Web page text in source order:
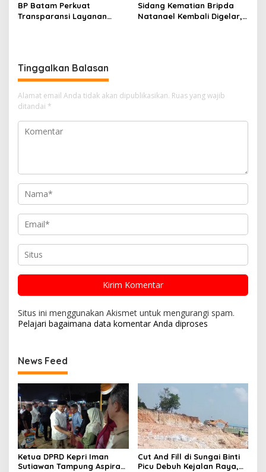
BP Batam Perkuat
Transparansi Layanan
Sidang Kematian Bripda
Natanael Kembali Digelar,
Tinggalkan Balasan
Alamat email Anda tidak akan dipublikasikan. Ruas yang wajib
ditandai *
Situs ini menggunakan Akismet untuk mengurangi spam.
Pelajari bagaimana data komentar Anda diproses
News Feed
Ketua DPRD Kepri Iman
Sutiawan Tampung Aspirasi
Cut And Fill di Sungai Binti
Picu Debuh Kejalan Raya,